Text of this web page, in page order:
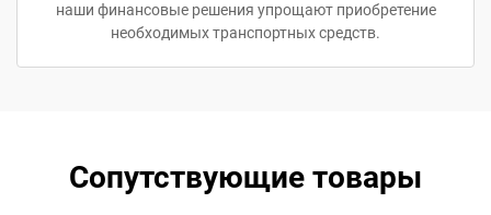
наши финансовые решения упрощают приобретение
необходимых транспортных средств.
Сопутствующие товары